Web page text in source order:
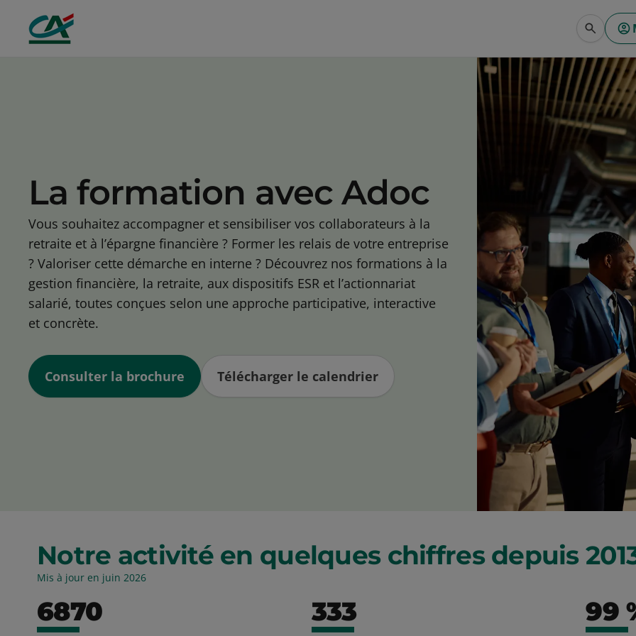
La formation avec Adoc
Vous souhaitez accompagner et sensibiliser vos collaborateurs à la
retraite et à l’épargne financière ? Former les relais de votre entreprise
? Valoriser cette démarche en interne ? Découvrez nos formations à la
gestion financière, la retraite, aux dispositifs ESR et l’actionnariat
salarié, toutes conçues selon une approche participative, interactive
et concrète.
Consulter la brochure Télécharger le calendrier
Notre activité en quelques chiffres depuis
Mis à jour en juin 2026
6870 333 99